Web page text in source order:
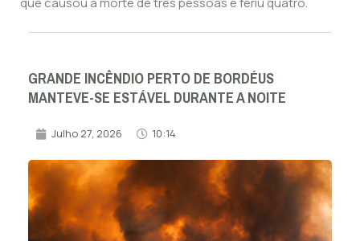
GRANDE INCÊNDIO PERTO DE BORDÉUS
MANTEVE-SE ESTÁVEL DURANTE A NOITE
Julho 27, 2026 10:14